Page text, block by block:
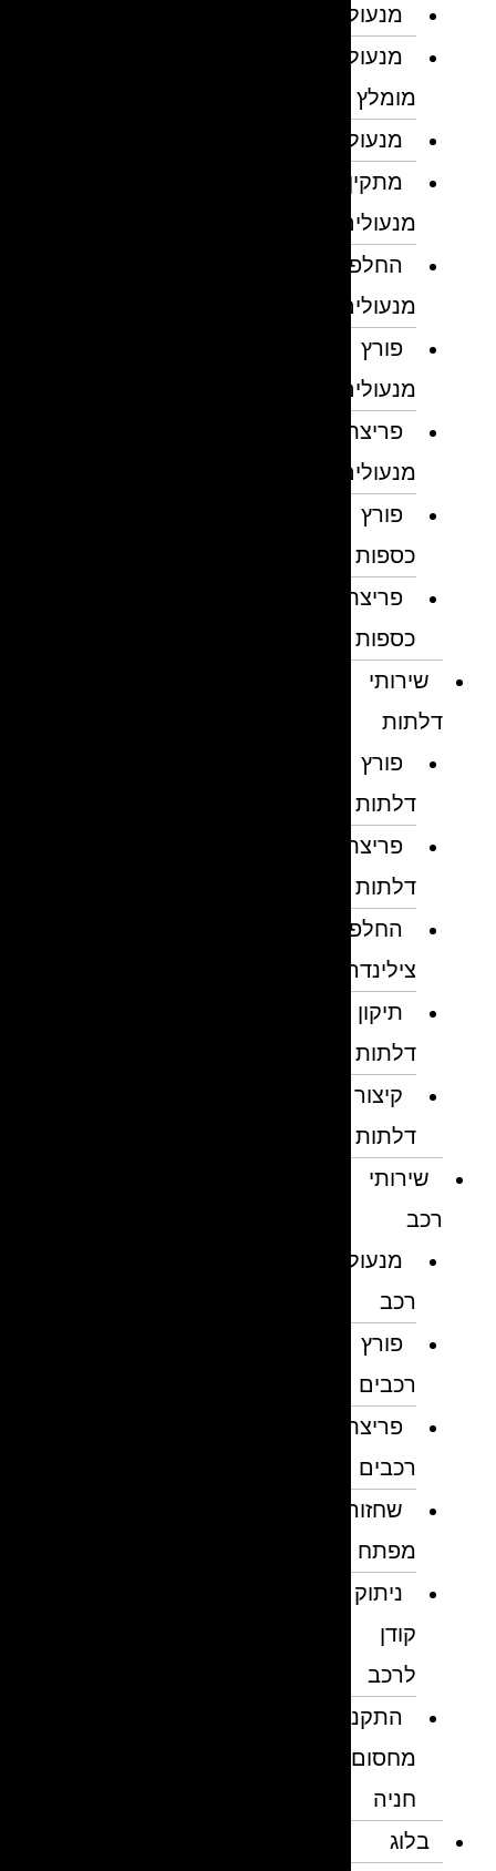
מנעולן
מנעולן
מומלץ
מנעולנים
מתקין
מנעולים
החלפת
מנעולים
פורץ
מנעולים
פריצת
מנעולים
פורץ
כספות
פריצת
כספות
שירותי
דלתות
פורץ
דלתות
פריצת
דלתות
החלפת
צילינדרים
תיקון
דלתות
קיצור
דלתות
שירותי
מנעולן
פורץ
רכבים
פריצת
רכבים
שחזור
מפתח
ניתוק
לרכב
התקנת
מחסום
חניה
בלוג